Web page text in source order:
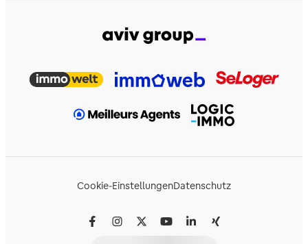
Cookie-EinstellungenDatenschutz